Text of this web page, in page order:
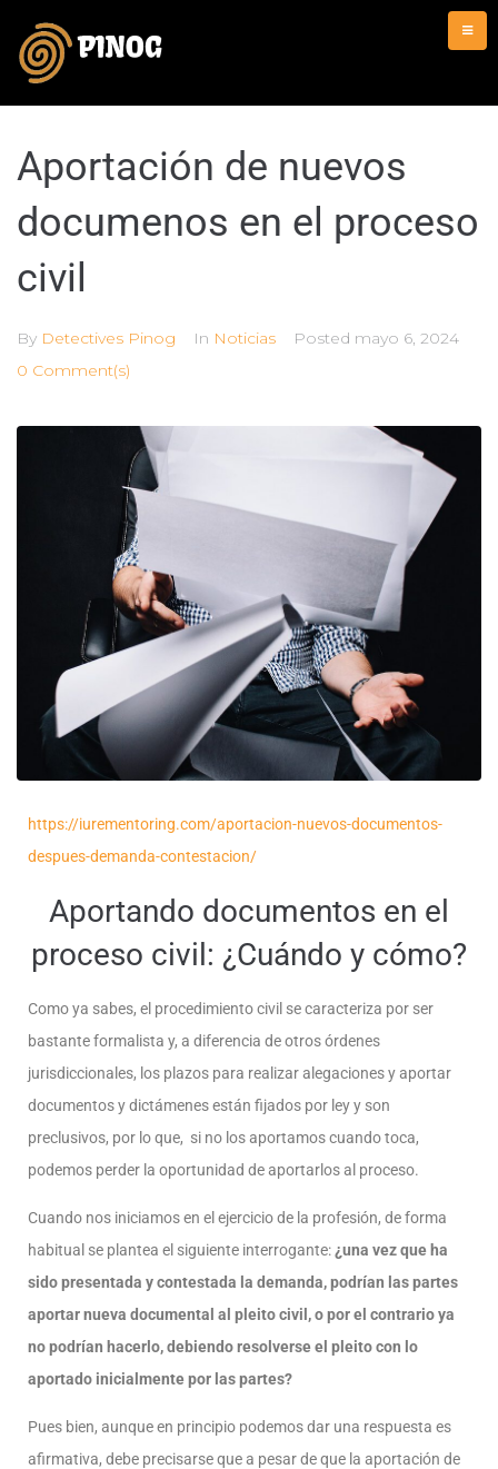
Aportación de nuevos
documenos en el proceso
civil
By Detectives Pinog In Noticias Posted mayo 6, 2024
0 Comment(s)
https://iurementoring.com/aportacion-nuevos-documentos-
despues-demanda-contestacion/
Aportando documentos en el
proceso civil: ¿Cuándo y cómo?
Como ya sabes, el procedimiento civil se caracteriza por ser
bastante formalista y, a diferencia de otros órdenes
jurisdiccionales, los plazos para realizar alegaciones y aportar
documentos y dictámenes están fijados por ley y son
preclusivos, por lo que, si no los aportamos cuando toca,
podemos perder la oportunidad de aportarlos al proceso.
Cuando nos iniciamos en el ejercicio de la profesión, de forma
habitual se plantea el siguiente interrogante: ¿una vez que ha
sido presentada y contestada la demanda, podrían las partes
aportar nueva documental al pleito civil, o por el contrario ya
no podrían hacerlo, debiendo resolverse el pleito con lo
aportado inicialmente por las partes?
Pues bien, aunque en principio podemos dar una respuesta es
afirmativa, debe precisarse que a pesar de que la aportación de